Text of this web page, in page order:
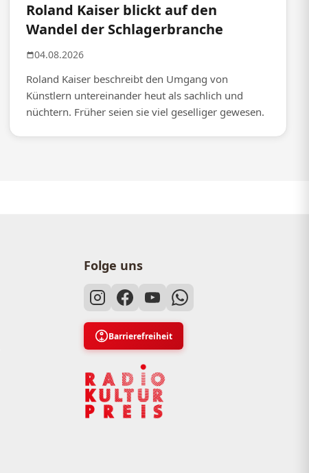
Roland Kaiser blickt auf den
Wandel der Schlagerbranche
04.08.2026
Roland Kaiser beschreibt den Umgang von
Künstlern untereinander heut als sachlich und
nüchtern. Früher seien sie viel geselliger gewesen.
Folge uns
Barrierefreiheit